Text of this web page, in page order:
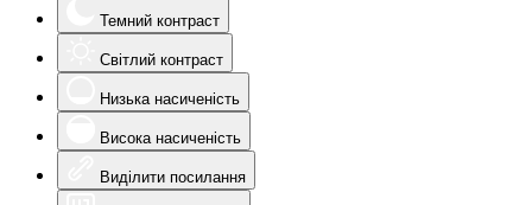
Темний контраст
Світлий контраст
Низька насиченість
Висока насиченість
Виділити посилання